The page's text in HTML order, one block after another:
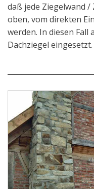
daß jede Ziegelwand
oben, vom direkten
werden. In diesen Fall
Dachziegel eingesetzt.